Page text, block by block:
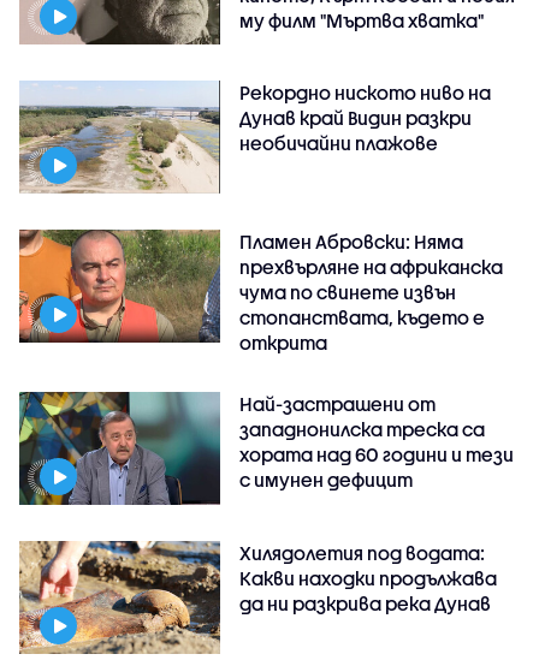
му филм "Мъртва хватка"
Рекордно ниското ниво на
Дунав край Видин разкри
необичайни плажове
Пламен Абровски: Няма
прехвърляне на африканска
чума по свинете извън
стопанствата, където е
открита
Най-застрашени от
западнонилска треска са
хората над 60 години и тези
с имунен дефицит
Хилядолетия под водата:
Какви находки продължава
да ни разкрива река Дунав